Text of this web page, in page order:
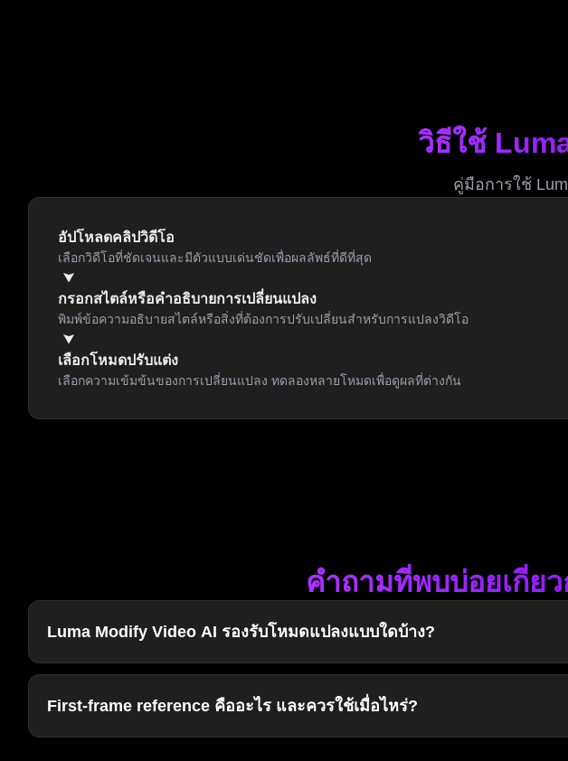
วิธีใช้
คู่มือการใช้
อัปโหลดคลิปวิดีโอ
เลือกวิดีโอที่ชัดเจนและมีตัวแบบเด่นชัดเพื่อผลลัพธ์ที่ดีที่สุด
กรอกสไตล์หรือคำอธิบายการเปลี่ยนแปลง
พิมพ์ข้อความอธิบายสไตล์หรือสิ่งที่ต้องการปรับเปลี่ยนสำหรับการแปลงวิดีโอ
เลือกโหมดปรับแต่ง
เลือกความเข้มข้นของการเปลี่ยนแปลง ทดลองหลายโหมดเพื่อดูผลที่ต่างกัน
คำถามที่พบบ่อยเกี่ย
Luma Modify Video AI รองรับโหมดแปลงแบบใดบ้าง?
First-frame reference คืออะไร และควรใช้เมื่อไหร่?